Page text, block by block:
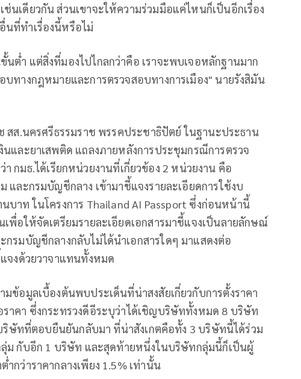
นเดียวกัน ส่วนเขาจะให้ความร่วมมือแค่ไหนก็เป็นอีกเรื่อง
นที่ทำเรื่องนี้หรือไม่
ต่ำ แต่สิ่งที่มองไปไกลกว่าคือ เราจะพบเจอหลักฐานมาก
ทางกฎหมายและการตรวจสอบทางการเมือง" นายรังสิมัน
สส.นครศรีธรรมราช พรรคประชาธิปัตย์ ในฐานะประธาน
และยาเสพติด แถลงภายหลังการประชุมกรณีการตรวจ
า กมธ.ได้เรียกหน่วยงานที่เกี่ยวข้อง 2 หน่วยงาน คือ
และกรมบัญชีกลาง เข้ามาชี้แจงรายละเอียดการใช้งบ
บาท ในโครงการ Thailand AI Passport ซึ่งก่อนหน้านี้
พื่อให้จัดเตรียมรายละเอียดเอกสารมาชี้แจงเป็นลายลักษณ์
รมบัญชีกลางกลับไม่ได้นำเอกสารใดๆ มาแสดงต่อ
จงด้วยวาจาแทนทั้งหมด
ข้อมูลเบื้องต้นพบประเด็นที่น่าสงสัยเกี่ยวกับการตั้งราคา
าคา ซึ่งกระทรวงดีอีระบุว่าได้เชิญบริษัททั้งหมด 8 บริษัท
ริษัทที่ตอบยืนยันกลับมา ที่น่าสังเกตคือทั้ง 3 บริษัทนี้ได้ร่วม
ลุ่ม กับอีก 1 บริษัท และสุดท้ายหนึ่งในบริษัทกลุ่มนี้ก็เป็นผู้
กว่าราคากลางเพียง 1.5% เท่านั้น